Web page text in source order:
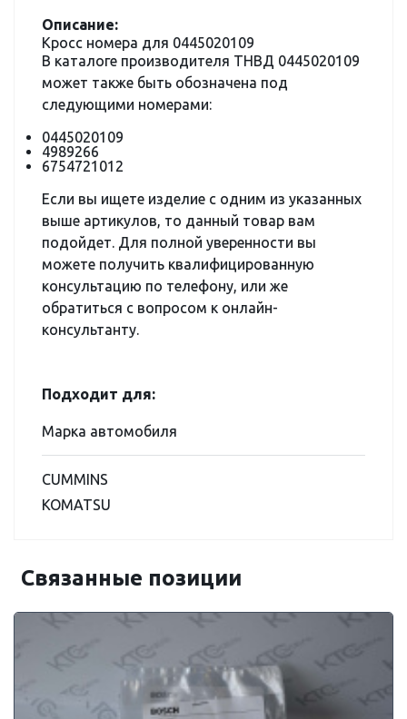
Описание:
Кросс номера для 0445020109
В каталоге производителя ТНВД 0445020109
может также быть обозначена под
следующими номерами:
0445020109
4989266
6754721012
Если вы ищете изделие с одним из указанных
выше артикулов, то данный товар вам
подойдет. Для полной уверенности вы
можете получить квалифицированную
консультацию по телефону, или же
обратиться с вопросом к онлайн-
консультанту.
Подходит для:
Марка автомобиля
CUMMINS
KOMATSU
Связанные позиции